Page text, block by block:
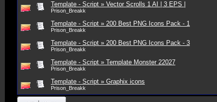
Template - Script » Vector Scrolls 1 AI | 3 EPS |
Prison_Breakk
Template - Script » 200 Best PNG Icons Pack - 1
Prison_Breakk
Template - Script » 200 Best PNG Icons Pack - 3
Prison_Breakk
Template - Script » Template Monster 22027
Prison_Breakk
Template - Script » Graphix icons
Prison_Breakk